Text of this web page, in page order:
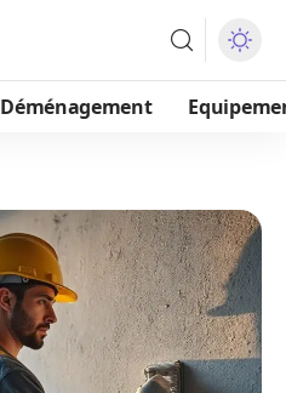
Déménagement